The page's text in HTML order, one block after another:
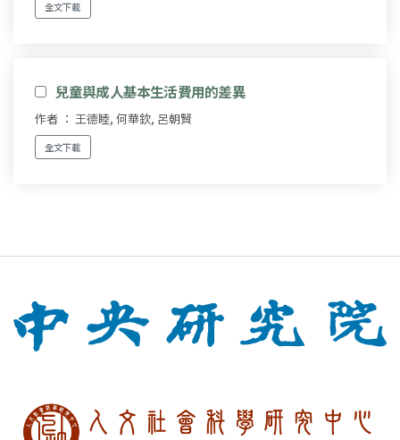
全文下載
兒童與成人基本生活費用的差異
作者 ： 王德睦, 何華欽, 呂朝賢
全文下載